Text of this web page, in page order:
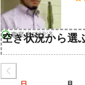
事業者確認済
空き状況から選